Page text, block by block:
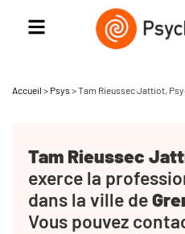
Accueil > Psys >Tam Rieussec Jattiot,
Tam Rieussec
exerce la
dans la ville de
Vous pouvez